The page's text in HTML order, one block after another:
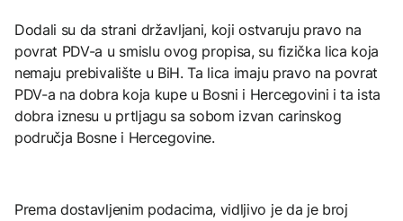
Dodali su da strani državljani, koji ostvaruju pravo na
povrat PDV-a u smislu ovog propisa, su fizička lica koja
nemaju prebivalište u BiH. Ta lica imaju pravo na povrat
PDV-a na dobra koja kupe u Bosni i Hercegovini i ta ista
dobra iznesu u prtljagu sa sobom izvan carinskog
područja Bosne i Hercegovine.
Prema dostavljenim podacima, vidljivo je da je broj